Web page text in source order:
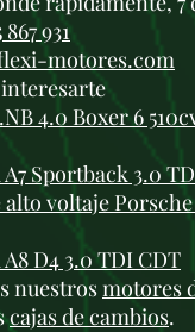
931
motores.com
4.0 Boxer 6
Sportback 3.0
voltaje
D4 3.0 TDI CDT
nuestrosmotores
cajas de cambios.